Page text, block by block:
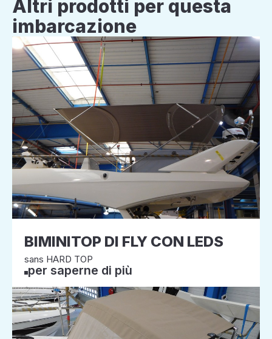
Altri prodotti per questa
imbarcazione
BIMINITOP DI FLY CON LEDS
sans HARD TOP
per saperne di più